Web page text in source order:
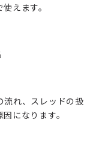
えます。
流れ、スレッドの扱
になります。